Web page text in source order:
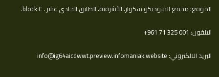
الموقع: مجمع السوديكو سكوار، الأشرفية، الطابق الحادي عشر ، block C.
التلفون: ‎+961 71 325 001
البريد الالكتروني:info@ig64aicdwwt.preview.infomaniak.website